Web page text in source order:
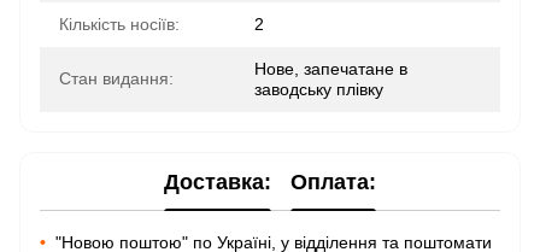
Кількість носіїв: 2
Стан видання:
Нове, запечатане в
заводську плівку
Доставка: Оплата:
• "Новою поштою" по Україні, у відділення та поштомати